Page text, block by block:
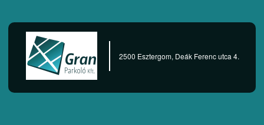
2500 Esztergom, Deák Ferenc utca 4.